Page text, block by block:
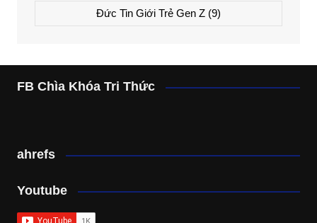
Đức Tin Giới Trẻ Gen Z(9)
FB Chìa Khóa Tri Thức
ahrefs
Youtube